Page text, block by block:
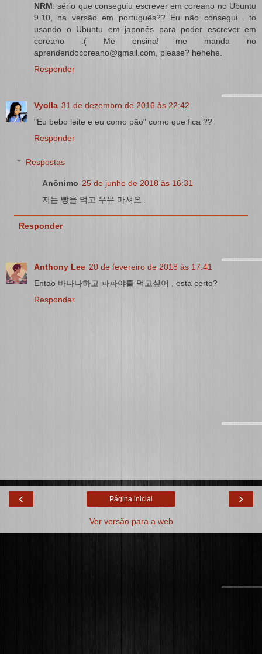
NRM: sério que conseguiu escrever em coreano no Ubuntu
9.10, na versão em português?? Eu não consegui... to
usando o Ubuntu em japonês para poder escrever em
coreano :( Me ensina! me manda no
aprendendocoreano@gmail.com, please? hehehe.
Responder
Vyolla 31 de dezembro de 2016 às 22:42
"Eu bebo leite e eu como pão" como que fica ??
Responder
Respostas
Anônimo 25 de junho de 2018 às 16:31
저는 빵을 먹고 우유 마셔요.
Responder
Anthony Lee 20 de fevereiro de 2018 às 17:41
Entao 바나나하고 파파야를 먹고싶어 , esta certo?
Responder
‹ ›
Página inicial
Ver versão para a web